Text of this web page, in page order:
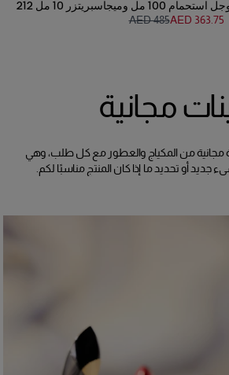
AED 485AED 363.75
مجانية
مجانية من المكياج والعطور مع كل طلب، وهي
جديد أو تحديد ما إذا كان المنتج مناسبًا لكم.